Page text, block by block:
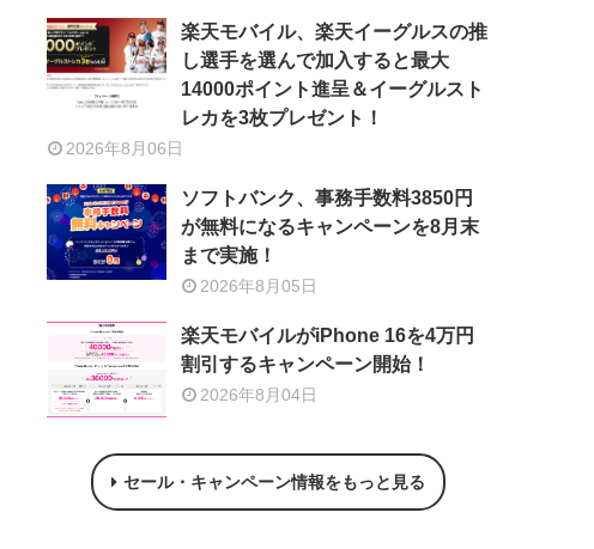
楽天モバイル、楽天イーグルスの推
し選手を選んで加入すると最大
14000ポイント進呈＆イーグルスト
レカを3枚プレゼント！
2026年8月06日
ソフトバンク、事務手数料3850円
が無料になるキャンペーンを8月末
まで実施！
2026年8月05日
楽天モバイルがiPhone 16を4万円
割引するキャンペーン開始！
2026年8月04日
セール・キャンペーン情報をもっと見る